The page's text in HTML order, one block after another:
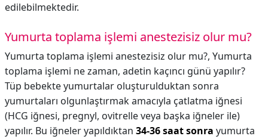
edilebilmektedir.
Yumurta toplama işlemi anestezisiz olur mu?
Yumurta toplama işlemi anestezisiz olur mu?, Yumurta
toplama işlemi ne zaman, adetin kaçıncı günü yapılır?
Tüp bebekte yumurtalar oluşturulduktan sonra
yumurtaları olgunlaştırmak amacıyla çatlatma iğnesi
(HCG iğnesi, pregnyl, ovitrelle veya başka iğneler ile)
yapılır. Bu iğneler yapıldıktan 34-36 saat sonra yumurta